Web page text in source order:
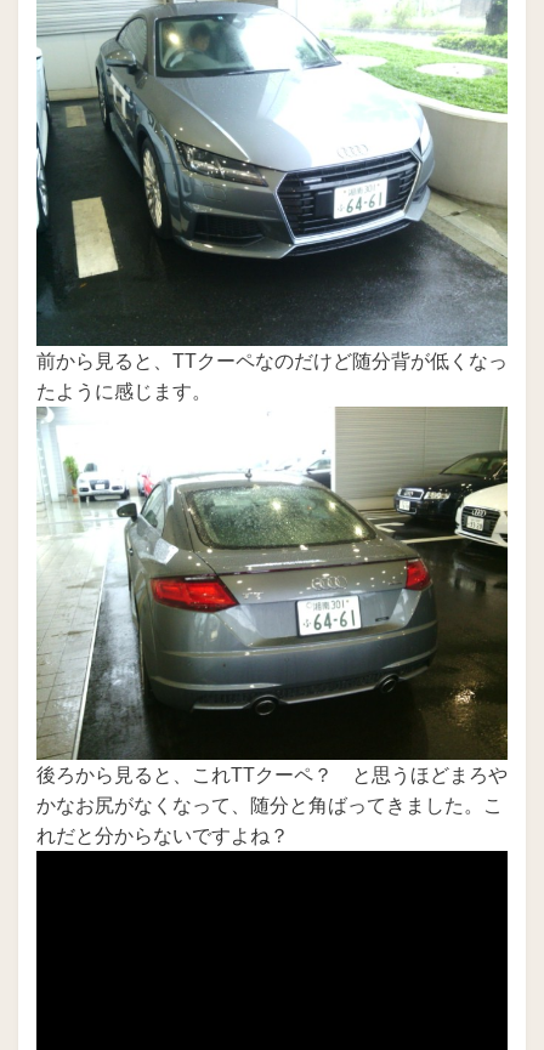
前から見ると、TTクーペなのだけど随分背が低くなっ
たように感じます。
後ろから見ると、これTTクーペ？ と思うほどまろや
かなお尻がなくなって、随分と角ばってきました。こ
れだと分からないですよね？